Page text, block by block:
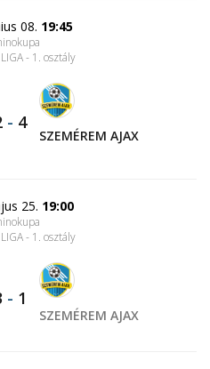
08. 19:45
- 1. osztály
- 4
SZEMÉREM AJAX
25. 19:00
- 1. osztály
- 1
SZEMÉREM AJAX